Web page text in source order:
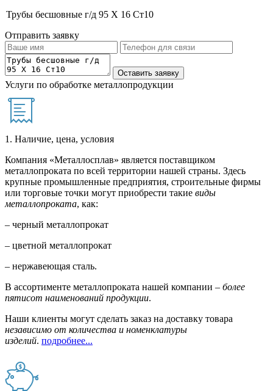
Трубы бесшовные г/д 95 Х 16 Ст10
Отправить заявку
Услуги по обработке металлопродукции
1. Наличие, цена, условия
Компания «Металлосплав» является поставщиком
металлопроката по всей территории нашей страны. Здесь
крупные промышленные предприятия, строительные фирмы
или торговые точки могут приобрести такие виды
металлопроката, как:
– черный металлопрокат
– цветной металлопрокат
– нержавеющая сталь.
В ассортименте металлопроката нашей компании – более
пятисот наименований продукции.
Наши клиенты могут сделать заказ на доставку товара
независимо от количества и номенклатуры
изделий. подробнее...